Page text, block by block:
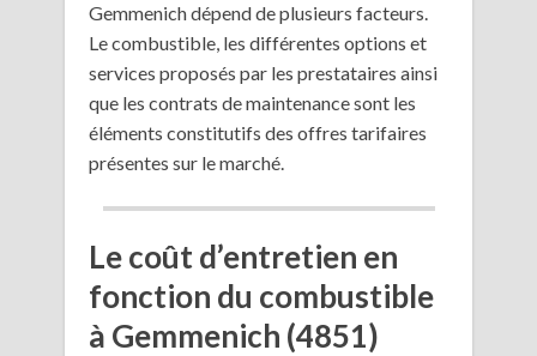
Gemmenich dépend de plusieurs facteurs.
Le combustible, les différentes options et
services proposés par les prestataires ainsi
que les contrats de maintenance sont les
éléments constitutifs des offres tarifaires
présentes sur le marché.
Le coût d’entretien en
fonction du combustible
à Gemmenich (4851)